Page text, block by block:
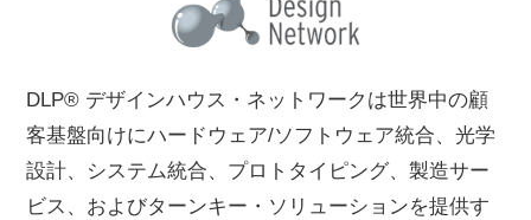
DLP® デザインハウス・ネットワークは世界中の顧
客基盤向けにハードウェア/ソフトウェア統合、光学
設計、システム統合、プロトタイピング、製造サー
ビス、およびターンキー・ソリューションを提供す